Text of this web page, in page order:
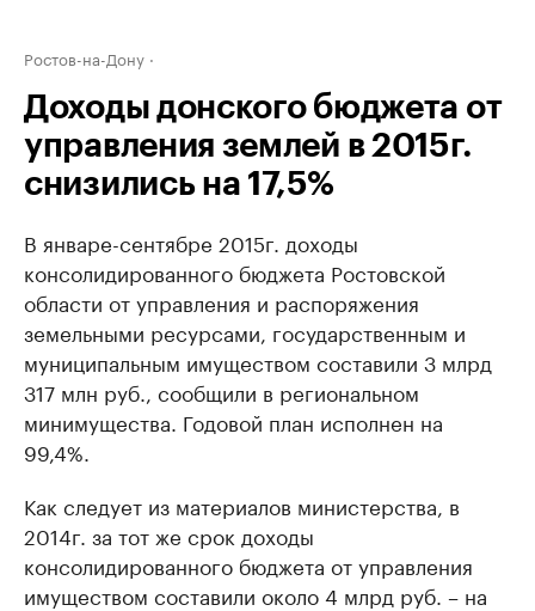
Ростов-на-Дону
Доходы донского бюджета от
управления землей в 2015г.
снизились на 17,5%
В январе-сентябре 2015г. доходы
консолидированного бюджета Ростовской
области от управления и распоряжения
земельными ресурсами, государственным и
муниципальным имуществом составили 3 млрд
317 млн руб., сообщили в региональном
минимущества. Годовой план исполнен на
99,4%.
Как следует из материалов министерства, в
2014г. за тот же срок доходы
консолидированного бюджета от управления
имуществом составили около 4 млрд руб. – на